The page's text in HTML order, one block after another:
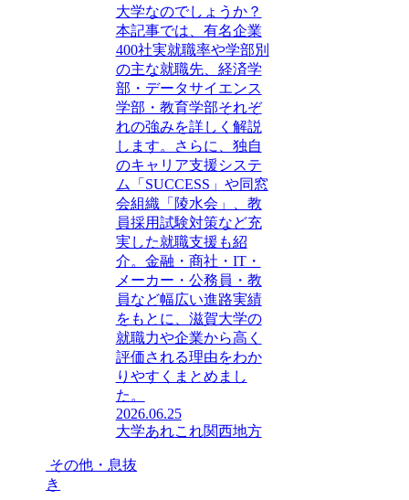
大学なのでしょうか？
本記事では、有名企業
400社実就職率や学部別
の主な就職先、経済学
部・データサイエンス
学部・教育学部それぞ
れの強みを詳しく解説
します。さらに、独自
のキャリア支援システ
ム「SUCCESS」や同窓
会組織「陵水会」、教
員採用試験対策など充
実した就職支援も紹
介。金融・商社・IT・
メーカー・公務員・教
員など幅広い進路実績
をもとに、滋賀大学の
就職力や企業から高く
評価される理由をわか
りやすくまとめまし
た。
2026.06.25
大学あれこれ関西地方
その他・息抜
き